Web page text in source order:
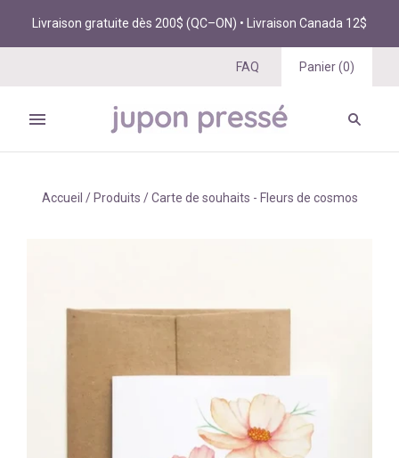
Livraison gratuite dès 200$ (QC–ON) • Livraison Canada 12$
FAQ Panier(0)
Accueil / Produits / Carte de souhaits - Fleurs de cosmos